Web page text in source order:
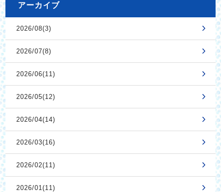
アーカイブ
2026/08(3)
2026/07(8)
2026/06(11)
2026/05(12)
2026/04(14)
2026/03(16)
2026/02(11)
2026/01(11)